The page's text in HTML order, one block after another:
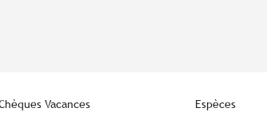
Vacances Espèces